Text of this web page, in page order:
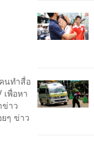
นทำสื่อ
พื่อหา
ข่าว
ๆ ข่าว